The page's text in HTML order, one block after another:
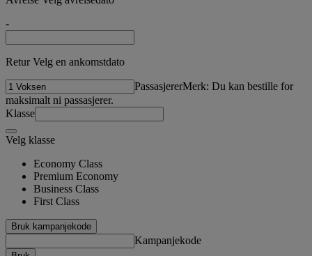
-
Retur Velg en ankomstdato
PassasjererMerk: Du kan bestille for
maksimalt ni passasjerer.
Klasse
Velg klasse
Economy Class
Premium Economy
Business Class
First Class
Bruk kampanjekode
Kampanjekode